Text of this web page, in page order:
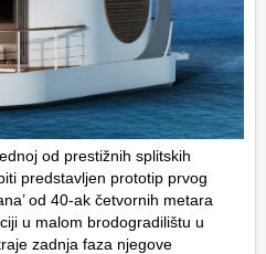
od prestižnih splitskih
predstavljen prototip prvog
od 40-ak četvornih metara
u malom brodogradilištu u
zadnja faza njegove